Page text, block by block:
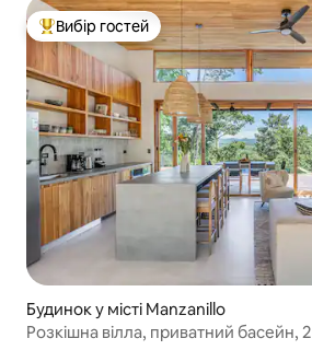
Топ вибір гостей
Вибір гостей
Будинок у місті Manzanillo
Розкішна вілла, приватний басейн,